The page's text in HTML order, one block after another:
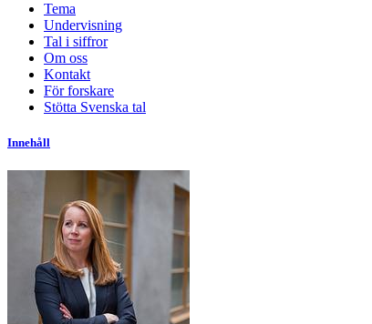
Tema
Undervisning
Tal i siffror
Om oss
Kontakt
För forskare
Stötta Svenska tal
Innehåll